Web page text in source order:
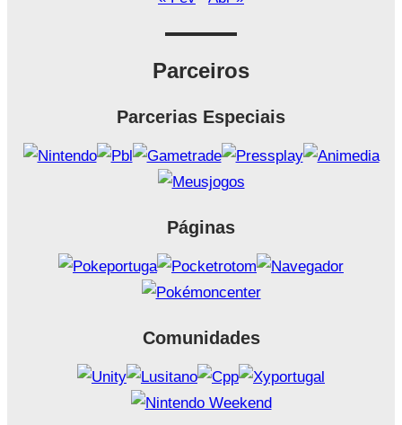
Parceiros
Parcerias Especiais
Páginas
Comunidades